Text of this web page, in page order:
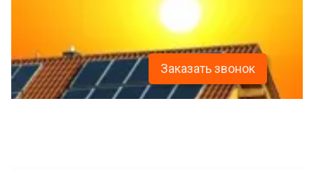
Заказать звонок